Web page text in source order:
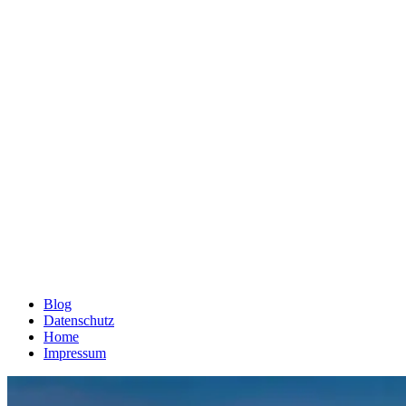
Blog
Datenschutz
Home
Impressum